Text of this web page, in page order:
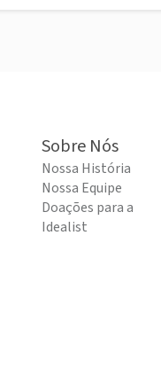
Sobre Nós
Nossa História
Nossa Equipe
Doações para a
Idealist